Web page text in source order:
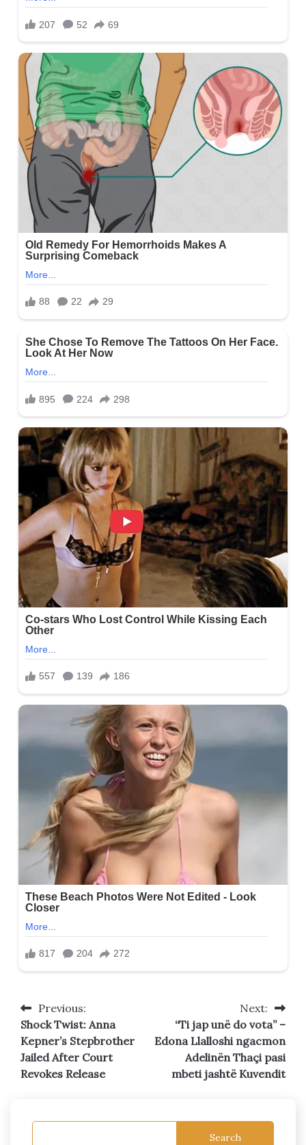
Post
navigation
Previous:
Shock Twist: Anna
Kepner’s Stepbrother
Jailed After Court
Revokes Release
Next:
“Ti jap unë do vota” –
Edona Llalloshi ngacmon
Adelinën Thaçi pasi
mbeti jashtë Kuvendit
Search